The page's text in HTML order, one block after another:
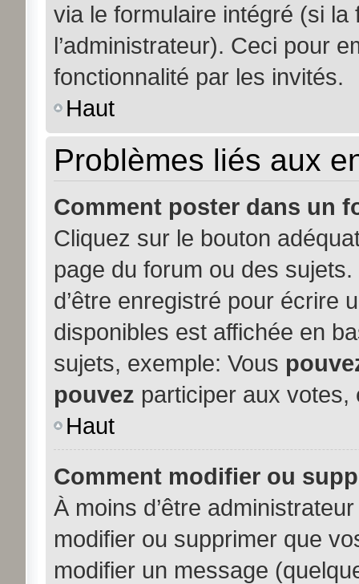
via le formulaire intégré (si
l’administrateur). Ceci pour
fonctionnalité par les invités.
Haut
Problèmes liés aux
Comment poster dans un
Cliquez sur le bouton
page du forum ou des
d’être enregistré pour écrire
disponibles est affichée en
sujets, exemple: Vous
pouvez participer aux votes,
Haut
Comment modifier ou
À moins d’être
modifier ou supprimer que
modifier un message